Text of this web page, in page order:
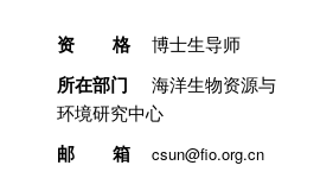
资 格 博士生导师
所在部门
海洋生物资源与
环境研究中心
邮 箱 csun@fio.org.cn